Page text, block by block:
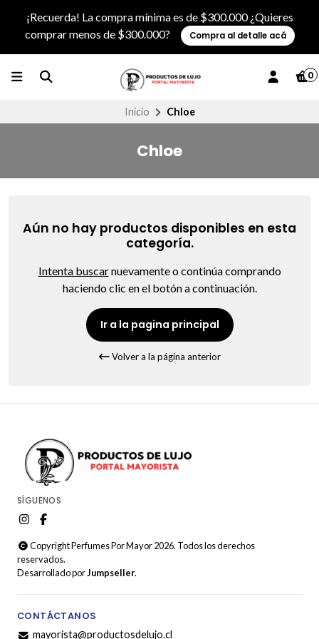
¡Recuerda! La compra mínima es de $300.000 ¿Quieres
comprar menos de $300.000?
Compra al detalle acá
0
Inicio Chloe
Chloe
Aún no hay productos disponibles en esta
categoría.
Intenta buscarnuevamente o continúa comprando
haciendo clic en el botón a continuación.
Ir a la pagina principal
Volver a la página anterior
SÍGUENOS
Copyright Perfumes Por Mayor 2026. Todos los derechos
reservados.
Desarrollado porJumpseller.
CONTÁCTANOS
mayorista@productosdelujo.cl